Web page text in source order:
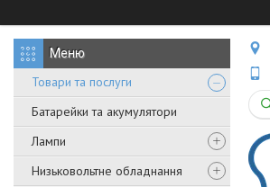
Товари та послуги
Батарейки та акумулятори
Лампи
Низьковольтне обладнання